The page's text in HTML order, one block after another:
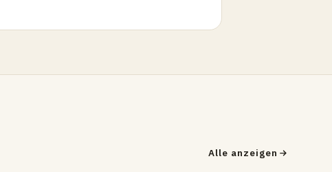
Alle anzeigen